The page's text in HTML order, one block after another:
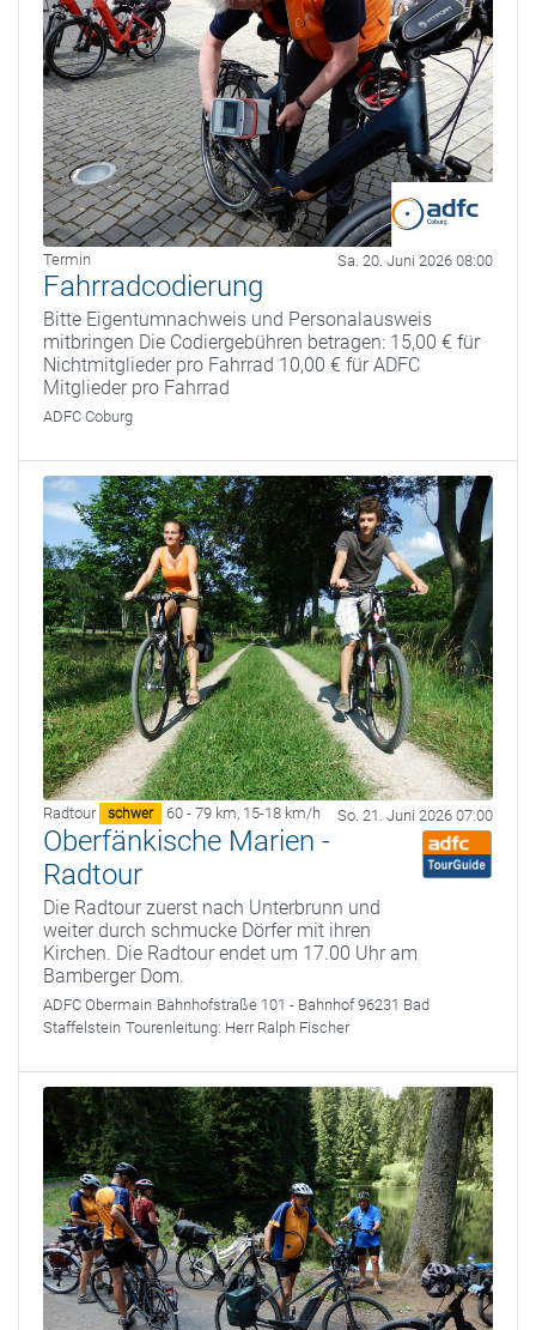
Termin Sa. 20. Juni 2026 08:00
Fahrradcodierung
Bitte Eigentumnachweis und Personalausweis
mitbringen Die Codiergebühren betragen: 15,00 € für
Nichtmitglieder pro Fahrrad 10,00 € für ADFC
Mitglieder pro Fahrrad
ADFC Coburg
Radtour schwer 60 - 79 km, 15-18 km/h So. 21. Juni 2026 07:00
Oberfänkische Marien -
Radtour
Die Radtour zuerst nach Unterbrunn und
weiter durch schmucke Dörfer mit ihren
Kirchen. Die Radtour endet um 17.00 Uhr am
Bamberger Dom.
ADFC Obermain Bahnhofstraße 101 - Bahnhof 96231 Bad
Staffelstein Tourenleitung: Herr Ralph Fischer